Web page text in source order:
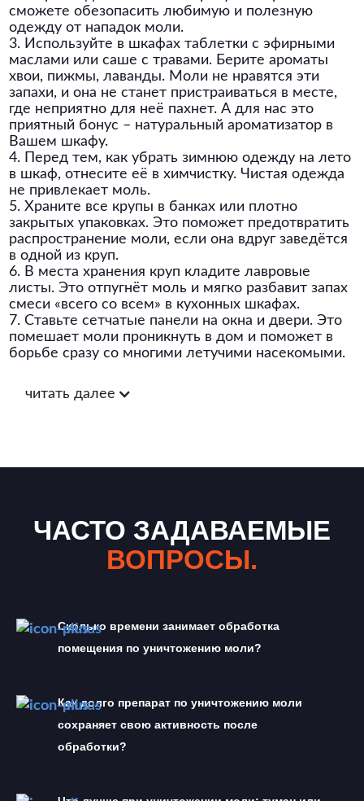
сможете обезопасить любимую и полезную
одежду от нападок моли.
3. Используйте в шкафах таблетки с эфирными
маслами или саше с травами. Берите ароматы
хвои, пижмы, лаванды. Моли не нравятся эти
запахи, и она не станет пристраиваться в месте,
где неприятно для неё пахнет. А для нас это
приятный бонус – натуральный ароматизатор в
Вашем шкафу.
4. Перед тем, как убрать зимнюю одежду на лето
в шкаф, отнесите её в химчистку. Чистая одежда
не привлекает моль.
5. Храните все крупы в банках или плотно
закрытых упаковках. Это поможет предотвратить
распространение моли, если она вдруг заведётся
в одной из круп.
6. В места хранения круп кладите лавровые
листы. Это отпугнёт моль и мягко разбавит запах
смеси «всего со всем» в кухонных шкафах.
7. Ставьте сетчатые панели на окна и двери. Это
помешает моли проникнуть в дом и поможет в
борьбе сразу со многими летучими насекомыми.
читать далее
ЧАСТО ЗАДАВАЕМЫЕ
ВОПРОСЫ.
Сколько времени занимает обработка
помещения по уничтожению моли?
Как долго препарат по уничтожению моли
сохраняет свою активность после
обработки?